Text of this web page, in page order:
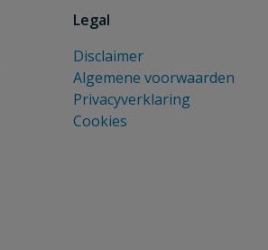
Legal
Disclaimer
Algemene voorwaarden
Privacyverklaring
Cookies